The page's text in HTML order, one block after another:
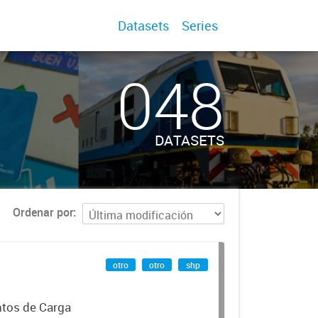
Datasets Series
048
DATASETS
Ordenar por
de Carga
otro otro shp